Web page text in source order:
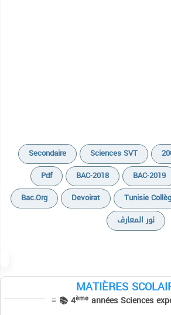
Secondaire Sciences SVT
Pdf
BAC-2018 BAC-2019
Bac.org
Devoirat Tunisie
نور المعارف
MATIÈRES
≡ 📚 4èmeannées Sciences
Devoirs
Cours
Sujets BAC PRATIQUE
Résumés
Séries
Cours
Devoirs
Epreuves Corrigées du
Séries
Autres